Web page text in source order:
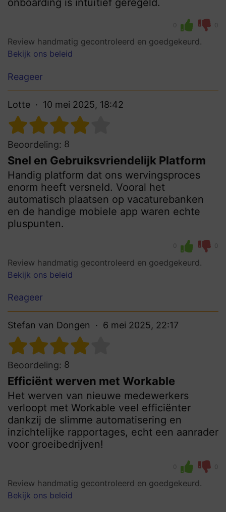
onboarding is intuïtief geregeld.
0 0
Review handmatig gecontroleerd en goedgekeurd.
Bekijk ons beleid
Reageer
Lotte 10 mei 2025, 18:42
Beoordeling: 8
Snel en Gebruiksvriendelijk Platform
Handig platform dat ons wervingsproces
enorm heeft versneld. Vooral het
automatisch plaatsen op vacaturebanken
en de handige mobiele app waren echte
pluspunten.
0 0
Review handmatig gecontroleerd en goedgekeurd.
Bekijk ons beleid
Reageer
Stefan van Dongen 6 mei 2025, 22:17
Beoordeling: 8
Efficiënt werven met Workable
Het werven van nieuwe medewerkers
verloopt met Workable veel efficiënter
dankzij de slimme automatisering en
inzichtelijke rapportages, echt een aanrader
voor groeibedrijven!
0 0
Review handmatig gecontroleerd en goedgekeurd.
Bekijk ons beleid